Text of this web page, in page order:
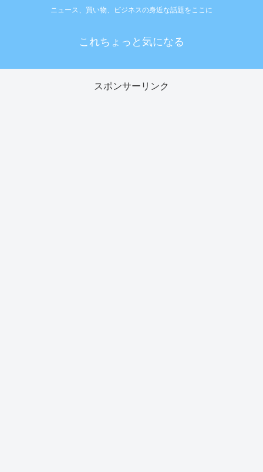
ニュース、買い物、ビジネスの身近な話題をここに
これちょっと気になる
スポンサーリンク